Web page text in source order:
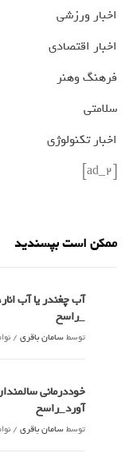
اخبار ورزشی
اخبار اقتصادی
فرهنگ وهنر
سلامتی
اخبار تکنولوژی
[ad_2]
ممکن است بپسندید
آب چغندر یا آب
_راسخ
توسطسامان باقری /
خوددرمانی
آورد_راسخ
توسطسامان باقری /